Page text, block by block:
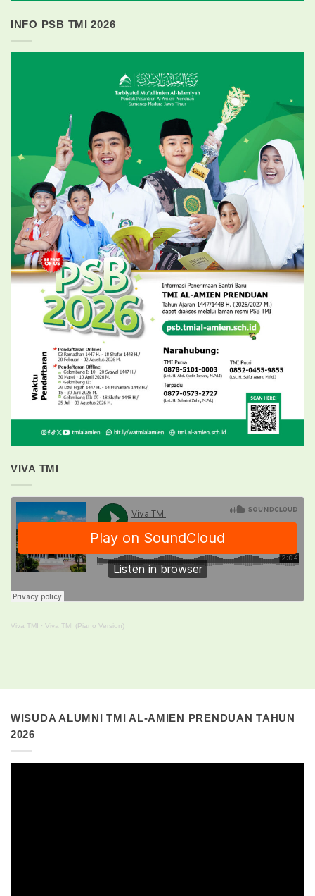
INFO PSB TMI 2026
VIVA TMI
Viva TMI · Viva TMI (Piano Version)
WISUDA ALUMNI TMI AL-AMIEN PRENDUAN TAHUN
2026